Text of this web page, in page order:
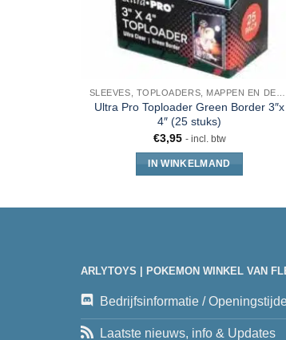
Ultra Pro Toploader Green Border 3″x
4″ (25 stuks)
€3,95 - incl. btw
IN WINKELMAND
ARLYTOYS | POKEMON WINKEL VAN
Bedrijfsinformatie /
Laatste nieuws, info & Updates